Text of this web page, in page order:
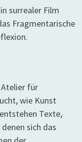
surrealer Film
Fragmentarische
für
wie Kunst
Texte,
sich das